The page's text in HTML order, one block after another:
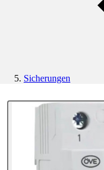
Sicherungen